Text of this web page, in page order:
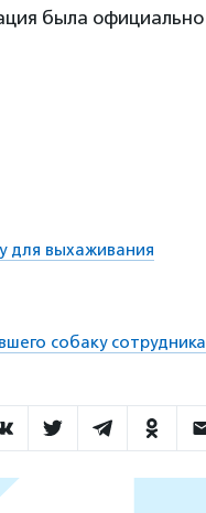
была официально
для выхаживания
собаку сотрудника